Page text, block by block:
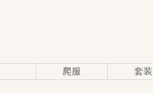
爬服 套装